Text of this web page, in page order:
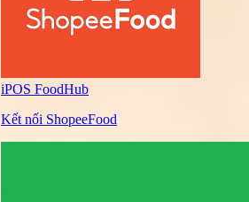
iPOS FoodHub
Kết nối ShopeeFood